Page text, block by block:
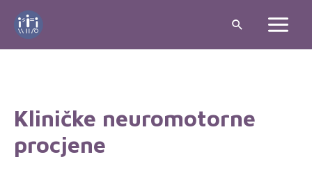
Kliničke neuromotorne
procjene